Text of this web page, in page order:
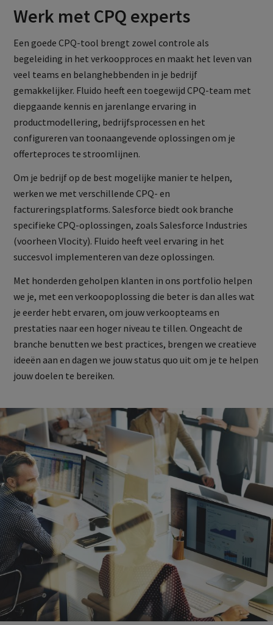
Werk met CPQ experts
Een goede CPQ-tool brengt zowel controle als
begeleiding in het verkoopproces en maakt het leven van
veel teams en belanghebbenden in je bedrijf
gemakkelijker. Fluido heeft een toegewijd CPQ-team met
diepgaande kennis en jarenlange ervaring in
productmodellering, bedrijfsprocessen en het
configureren van toonaangevende oplossingen om je
offerteproces te stroomlijnen.
Om je bedrijf op de best mogelijke manier te helpen,
werken we met verschillende CPQ- en
factureringsplatforms. Salesforce biedt ook branche
specifieke CPQ-oplossingen, zoals Salesforce Industries
(voorheen Vlocity). Fluido heeft veel ervaring in het
succesvol implementeren van deze oplossingen.
Met honderden geholpen klanten in ons portfolio helpen
we je, met een verkoopoplossing die beter is dan alles wat
je eerder hebt ervaren, om jouw verkoopteams en
prestaties naar een hoger niveau te tillen. Ongeacht de
branche benutten we best practices, brengen we creatieve
ideeën aan en dagen we jouw status quo uit om je te helpen
jouw doelen te bereiken.